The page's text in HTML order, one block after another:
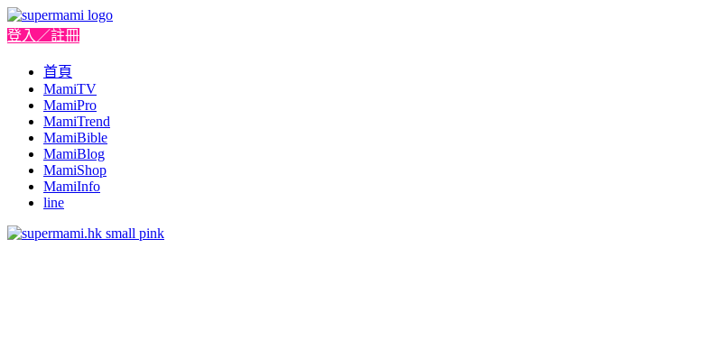
登入／註冊
首頁
MamiTV
MamiPro
MamiTrend
MamiBible
MamiBlog
MamiShop
MamiInfo
line